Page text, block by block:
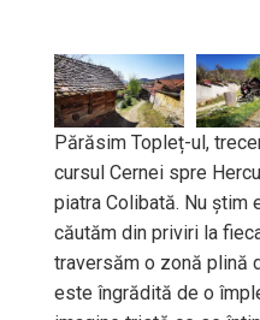
Părăsim Topleț-ul,
cursul Cernei spre
piatra Colibată. Nu știm
căutăm din priviri la
traversăm o zonă plină
este îngrădită de o